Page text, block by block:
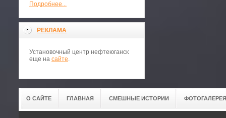
Подробнее...
РЕКЛАМА
Установочный центр нефтеюганск
еще на сайте.
О САЙТЕ ГЛАВНАЯ СМЕШНЫЕ ИСТОРИИ ФОТОГАЛЕРЕЯ